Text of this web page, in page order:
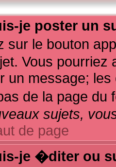
je poster un
sur le bouton
Vous
un message;
de la page du
sujets,
de page
je �diter ou